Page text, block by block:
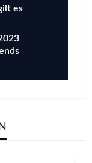
es